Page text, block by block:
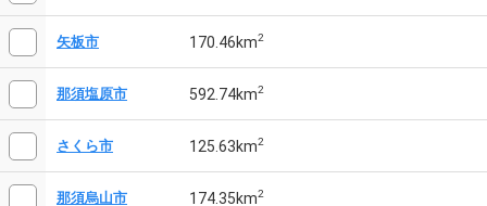
矢板市 170.46km2
那須塩原市 592.74km2
さくら市 125.63km2
那須烏山市 174.35km2